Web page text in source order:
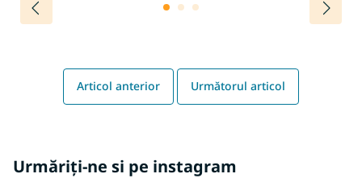
Articol anterior Următorul articol
Urmăriți-ne si pe instagram